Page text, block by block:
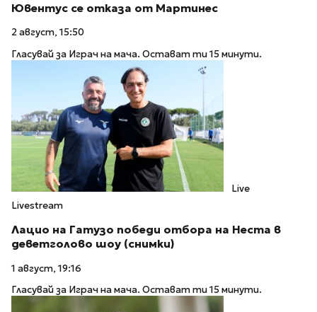
Ювентус се отказа от Мартинес
2 август, 15:50
Гласувай за Играч на мача. Остават ти 15 минути.
Live
Livestream
Лацио на Гатузо победи отбора на Неста в
деветголово шоу (снимки)
1 август, 19:16
Гласувай за Играч на мача. Остават ти 15 минути.